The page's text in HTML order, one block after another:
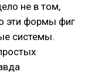
не в том,
эти формы фиг
системы.